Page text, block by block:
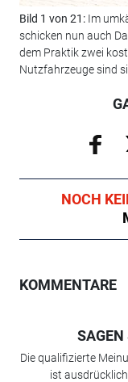
Bild 1 von 21: Im
schicken nun auch
dem Praktik zwei
Nutzfahrzeuge sind
NOCH
KOMMENTARE
SAGEN
Die qualifizierte
ist